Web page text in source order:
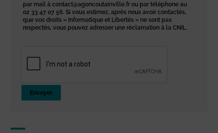
par mail à contact@agoncoutainville.fr ou par téléphone au
02 33 47 07 56. Si vous estimez, après nous avoir contactés,
que vos droits « Informatique et Libertés » ne sont pas
respectés, vous pouvez adresser une réclamation à la CNIL.
Envoyer